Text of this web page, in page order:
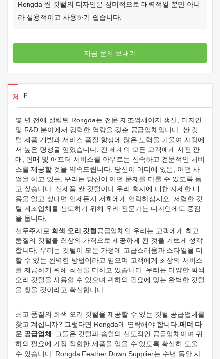
Rongda 싼 깃털의 디자인은 심미적으로 매력적일 뿐만 아니
라 실용적이고 사용하기 쉽습니다.
지금 문의 보내기
제품 세부 사항
Feedback
몇 년 전에 설립된 Rongda는 전문 제조업체이자 생산, 디자인
및 R&D 분야에서 강력한 역량을 갖춘 공급업체입니다. 싼 깃
털 제품 개발과 서비스 품질 향상에 많은 노력을 기울여 시장에
서 높은 명성을 얻었습니다. 전 세계의 모든 고객에게 사전 판
매, 판매 및 애프터 서비스를 아우르는 신속하고 전문적인 서비
스를 제공할 것을 약속드립니다. 당신이 어디에 있든, 어떤 사
업을 하고 있든, 우리는 당신이 어떤 문제를 다룰 수 있도록 돕
고 싶습니다. 신제품 싼 깃털이나 우리 회사에 대한 자세한 내
용을 알고 싶다면 언제든지 저희에게 연락하십시오. 저렴한 깃
털 제조업체를 선도하기 위해 우리 전문가는 디자인에도 중점
을 둡니다.
선두주자로 회색 오리 깃털 공급업체인 우리는 고객에게 최고
품질의 깃털을 최상의 가격으로 제공하게 된 것을 기쁘게 생각
합니다. 우리는 깃털이 모든 가정에 고급스러움과 스타일을 더
할 수 있는 완벽한 방법이라고 믿으며 고객에게 최상의 서비스
를 제공하기 위해 최선을 다하고 있습니다. 우리는 다양한 회색
오리 깃털을 사용할 수 있으며 귀하의 필요에 맞는 완벽한 깃털
을 찾을 것이라고 확신합니다.
최고 품질의 회색 오리 깃털을 제공할 수 있는 깃털 공급업체를
찾고 계십니까? 그렇다면 Rongda에 연락해야 합니다. 페더 다
운 공급업체
. 그들은 깃털과 솜털의 선도적인 공급업체이며 귀
하의 필요에 가장 적합한 제품을 얻을 수 있도록 확실히 도울
수 있습니다. Rongda Feather Down Supplier는 수년 동안 사